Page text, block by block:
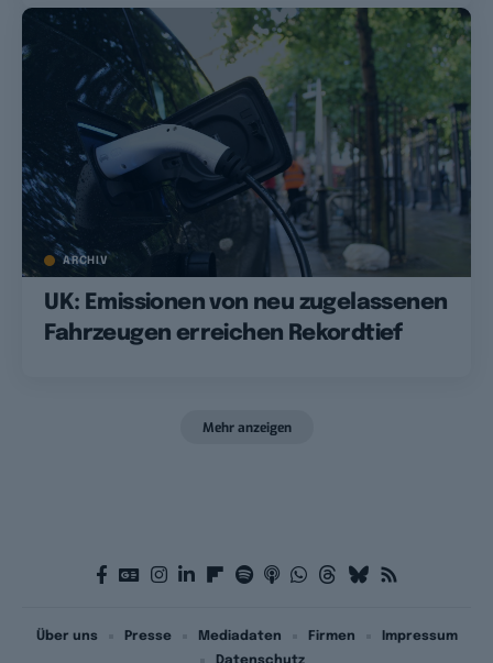
ARCHIV
UK: Emissionen von neu zugelassenen
Fahrzeugen erreichen Rekordtief
Mehr anzeigen
Über uns Presse Mediadaten Firmen
Impressum